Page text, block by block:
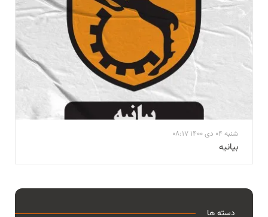
شنبه 04 دی 1400 08:17
بيانيه
دسته ها